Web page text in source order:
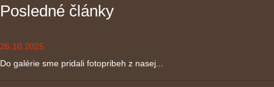
Posledné články
26.10.2025
Do galérie sme pridali fotopribeh z nasej...